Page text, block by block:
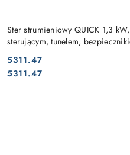
Ster strumieniowy QUICK 1,3
sterującym, tunelem,
Cena:
5311.47
Cena:
5311.47